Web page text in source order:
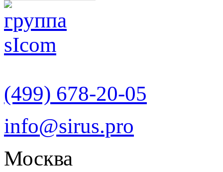
(499) 678-20-05
info@sirus.pro
Москва